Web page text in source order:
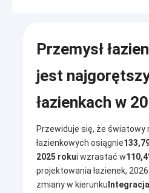
Przemysł
jest
łazienkach w
Przewiduje się, że światowy
łazienkowych osiągnie
2025 rokui wzrastać w
projektowania łazienek,
zmiany w kierunku